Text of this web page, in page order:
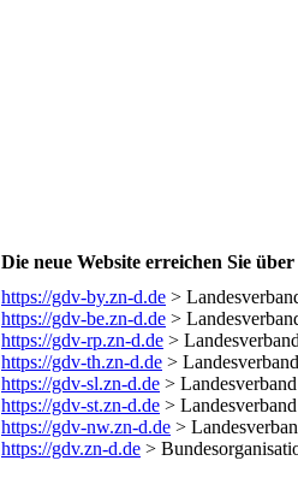
Die neue Website erreichen Sie
https://gdv-by.zn-d.de >
https://gdv-be.zn-d.de >
https://gdv-rp.zn-d.de >
https://gdv-th.zn-d.de >
https://gdv-sl.zn-d.de >
https://gdv-st.zn-d.de >
https://gdv-nw.zn-d.de >
https://gdv.zn-d.de >